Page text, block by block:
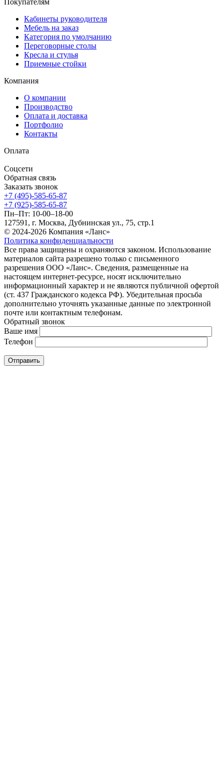
Кабинеты руководителя
Мебель на заказ
Категория по умолчанию
Переговорные столы
Кресла и стулья
Приемные стойки
Компания
О компании
Производство
Оплата и доставка
Портфолио
Контакты
Оплата
Соцсети
Обратная связь
Заказать звонок
+7 (495)-585-65-87
+7 (925)-585-65-87
Пн–Пт: 10-00–18-00
127591, г. Москва, Дубнинская ул., 75, стр.1
© 2024-2026 Компания «Ланс»
Политика конфиденциальности
Все права защищены и охраняются законом. Использование
материалов сайта разрешено только с письменного
разрешения ООО «Ланс». Сведения, размещенные на
настоящем интернет-ресурсе, носят исключительно
информационный характер и не являются публичной офертой
(ст. 437 Гражданского кодекса РФ). Убедительная просьба
дополнительно уточнять указанные данные по электронной
почте или контактным телефонам.
Обратный звонок
Ваше имя
Телефон
Отправить